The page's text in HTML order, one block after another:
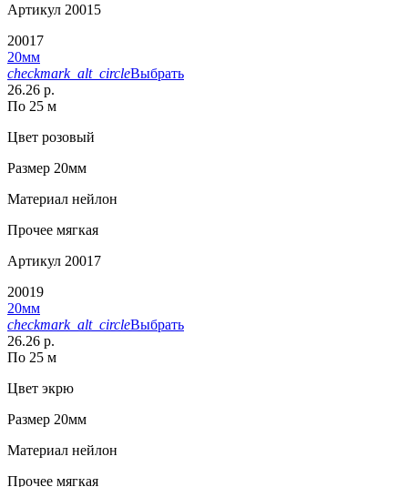
Артикул 20015
20017
20мм
checkmark_alt_circleВыбрать
26.26 р.
По 25 м
Цвет розовый
Размер 20мм
Материал нейлон
Прочее мягкая
Артикул 20017
20019
20мм
checkmark_alt_circleВыбрать
26.26 р.
По 25 м
Цвет экрю
Размер 20мм
Материал нейлон
Прочее мягкая